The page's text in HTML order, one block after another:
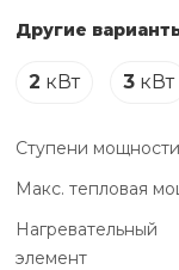
Другие
2 кВт 3кВт
Ступени
Макс. тепловая
Нагревательный
элемент